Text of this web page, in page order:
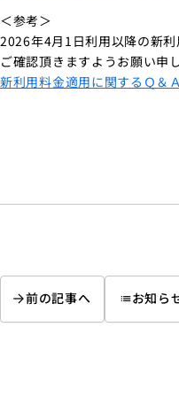
＜参考＞
2026年4月1日利用以降の新利
ご確認頂きますようお願い申
新利用料金適用に関するＱ＆
前の記事へ listお知ら